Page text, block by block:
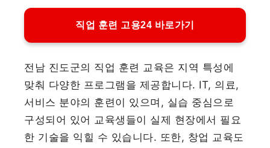
직업 훈련 고용24 바로가기
전남 진도군의 직업 훈련 교육은 지역 특성에
맞춰 다양한 프로그램을 제공합니다. IT, 의료,
서비스 분야의 훈련이 있으며, 실습 중심으로
구성되어 있어 교육생들이 실제 현장에서 필요
한 기술을 익힐 수 있습니다. 또한, 창업 교육도